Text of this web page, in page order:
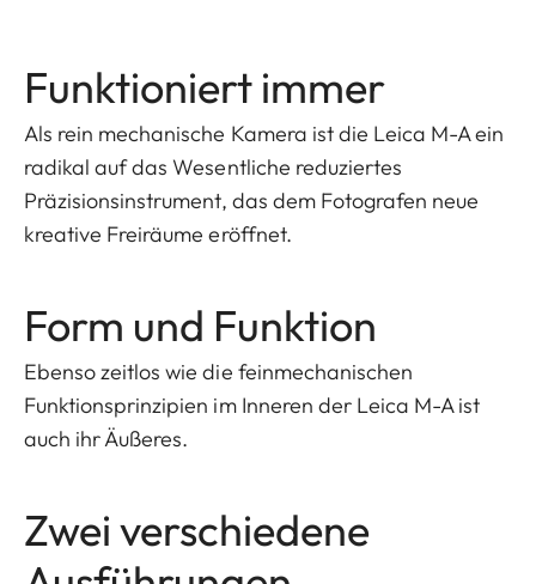
Funktioniert immer
Als rein mechanische Kamera ist die Leica M-A ein
radikal auf das Wesentliche reduziertes
Präzisionsinstrument, das dem Fotografen neue
kreative Freiräume eröffnet.
Form und Funktion
Ebenso zeitlos wie die feinmechanischen
Funktionsprinzipien im Inneren der Leica M-A ist
auch ihr Äußeres.
Zwei verschiedene